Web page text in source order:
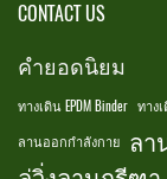
CONTACT US
คำยอดนิยม
ทางเดิน EPDM Binder ทาง
ลานออกกำลังกาย ลา